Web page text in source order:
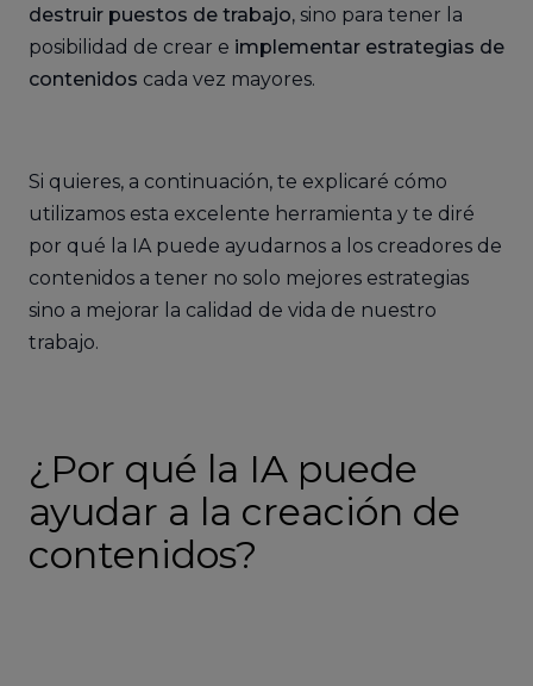
destruir puestos de trabajo, sino para tener la
posibilidad de crear e implementar estrategias de
contenidos cada vez mayores.
Si quieres, a continuación, te explicaré cómo
utilizamos esta excelente herramienta y te diré
por qué la IA puede ayudarnos a los creadores de
contenidos a tener no solo mejores estrategias
sino a mejorar la calidad de vida de nuestro
trabajo.
¿Por qué la IA puede
ayudar a la creación de
contenidos?